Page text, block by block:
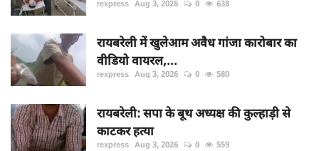
rexpress Aug 3, 2026 0 638
रायबरेली में खुलेआम अवैध गांजा कारोबार का
वीडियो वायरल,...
rexpress Aug 3, 2026 0 580
रायबरेली: सपा के बूथ अध्यक्ष की कुल्हाड़ी से
काटकर हत्या
rexpress Aug 3, 2026 0 559